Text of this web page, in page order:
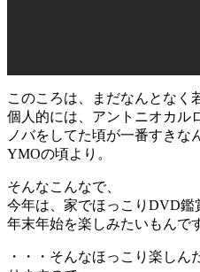
このころは、まだなんとなく
個人的には、アントニオカル
ノバをしてた頃が一番すきな
YMOの頃より。
そんなこんなで、
今年は、家でほっこりDVD鑑
年末年始を楽しみたいもんで
・・・そんなほっこり楽し